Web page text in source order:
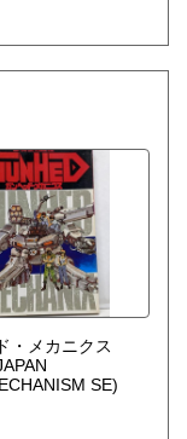
・メカニクス
SE)